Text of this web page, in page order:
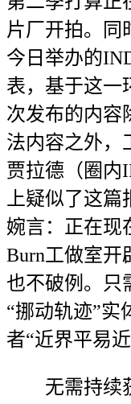
片厂开拍。同
今日举办的
表，基于这一
次发布的内容
法内容之外，
贾拉德（圈内
上疑似了这
婉言：正在现
Burn工做室开
也不破例。只
“挪动轨迹”实
者“近界平易
无需持续获